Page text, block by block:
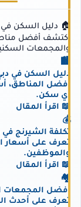
🏠 دليل السكن في
اكتشف أفضل
والمجمعات السكنية
🏙️
دليل السكن في دبي
أفضل المناطق،
أي سكن.
📖 اقرأ المقال
💰
تكلفة الشيرنج في
تعرف على أسعار
والموظفين.
📖 اقرأ المقال
🏘️
أفضل المجمعات
تعرف على أحدث